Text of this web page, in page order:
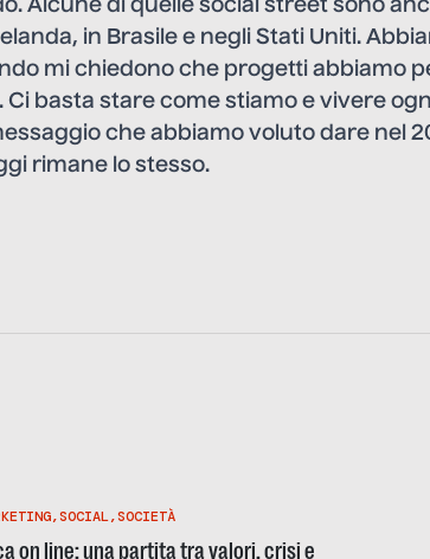
Alcune di quelle social street sono
in Brasile e negli Stati Uniti.
mi chiedono che progetti abbiamo
basta stare come stiamo e vivere
che abbiamo voluto dare nel
rimane lo stesso.
,SOCIAL,SOCIETÀ
on line: una partita tra valori, crisi e